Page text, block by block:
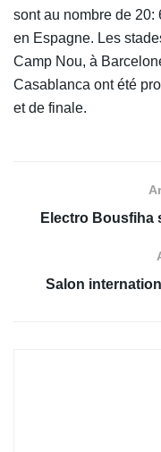
sont au nombre de 20:
en Espagne. Les
Camp Nou, à
Casablanca ont été
et de finale.
Electro Bousfiha
Salon